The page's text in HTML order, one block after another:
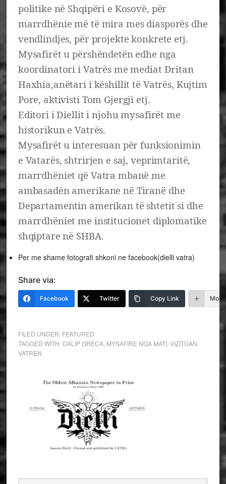
politike në Shqipëri e Kosovë, për
marrdhënie më të mira mes diasporës dhe
vendlindjes, për projekte konkrete etj.
Mysafirët u përshëndetën edhe nga
koordinatori i Vatrës me mediat Dritan
Haxhia,anëtari i këshillit të Vatrës, Kujtim
Pore, aktivisti Tom Gjergji etj.
Editori i Diellit i njohu mysafirët me
historikun e Vatrës.
Mysafirët u interesuan për funksionimin
e Vatarës, shtrirjen e saj, veprimtaritë,
marrdhëniet që Vatra mbanë me
ambasadën amerikane në Tiranë dhe
Departamentin amerikan të shtetit si dhe
marrdhëniet me institucionet diplomatike
shqiptare në SHBA.
Per me shame fotografi shkoni ne facebook(dielli vatra)
Share via:
Facebook Twitter Copy Link More
FILED UNDER: FEATURED
TAGGED WITH: DALIP GRECA, MYSAFIRE NGA MATI, VIZITUAN
VATREN